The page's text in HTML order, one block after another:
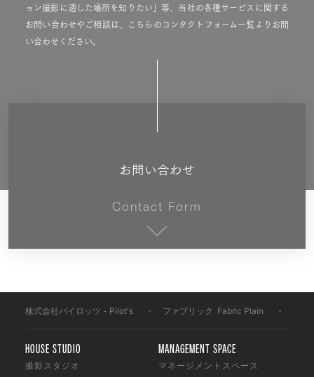
ョン撮影に適した場所を知りたい」等、当社の各種サービスに関する
お問い合わせやご相談は、こちらのコンタクトフォーム一覧よりお問
い合わせください。
お問い合わせ
Contact Form
株式会社パイロッツ - Pilot's ファブリック Fabric Plain
HOUSE STUDIO
撮影スタジオ
MANAGEMENT SPACE
マネージメントスペース